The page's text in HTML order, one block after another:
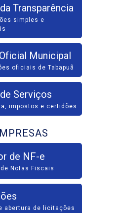
Transparência
simples e
Municipal
oficiais de Tabapuã
Serviços
impostos e certidões
de NF-e
Notas Fiscais
abertura de licitações